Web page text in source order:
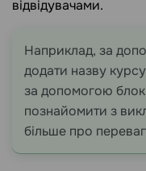
відвідувачами.
Наприклад, за
додати назву
за допомогою
познайомити з
більше про